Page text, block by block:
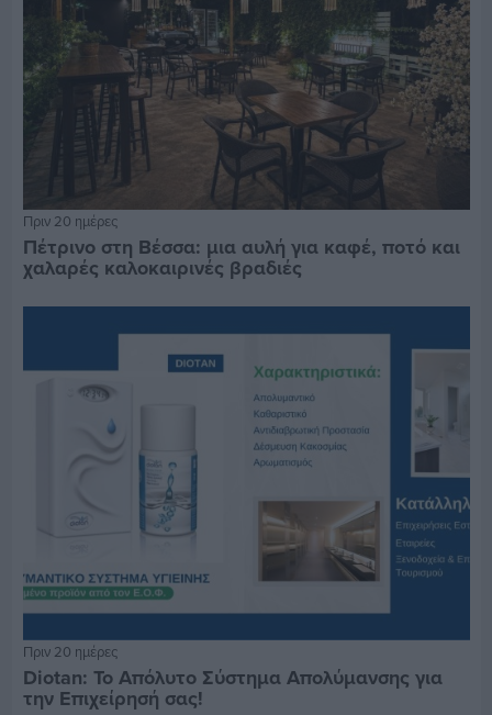
Πριν 20 ημέρες
Πέτρινο στη Βέσσα: μια αυλή για καφέ, ποτό και
χαλαρές καλοκαιρινές βραδιές
Πριν 20 ημέρες
Diotan: Το Απόλυτο Σύστημα Απολύμανσης για
την Επιχείρησή σας!